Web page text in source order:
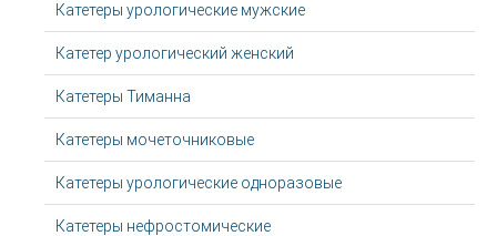
Катетеры урологические мужские
Катетер урологический женский
Катетеры Тиманна
Катетеры мочеточниковые
Катетеры урологические одноразовые
Катетеры нефростомические